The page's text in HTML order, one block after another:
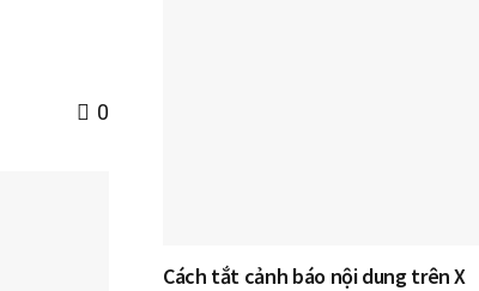
0
Cách tắt cảnh báo nội dung trên X